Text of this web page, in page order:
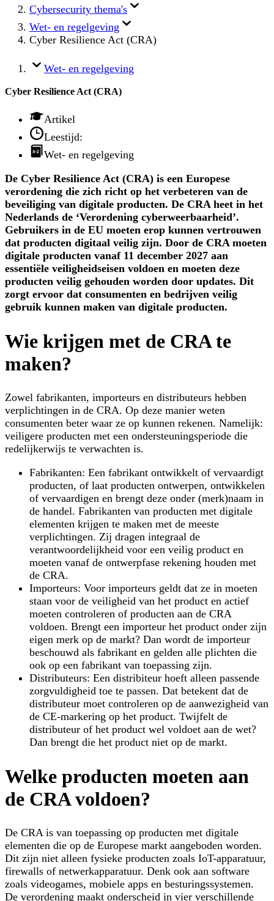
Cybersecurity thema's
Wet- en regelgeving
Cyber Resilience Act (CRA)
Wet- en regelgeving
Cyber Resilience Act (CRA)
Artikel
Leestijd:
Wet- en regelgeving
De Cyber Resilience Act (CRA) is een Europese
verordening die zich richt op het verbeteren van de
beveiliging van digitale producten. De CRA heet in het
Nederlands de ‘Verordening cyberweerbaarheid’.
Gebruikers in de EU moeten erop kunnen vertrouwen
dat producten digitaal veilig zijn. Door de CRA moeten
digitale producten vanaf 11 december 2027 aan
essentiële veiligheidseisen voldoen en moeten deze
producten veilig gehouden worden door updates. Dit
zorgt ervoor dat consumenten en bedrijven veilig
gebruik kunnen maken van digitale producten.
Wie krijgen met de CRA te
maken?
Zowel fabrikanten, importeurs en distributeurs hebben
verplichtingen in de CRA. Op deze manier weten
consumenten beter waar ze op kunnen rekenen. Namelijk:
veiligere producten met een ondersteuningsperiode die
redelijkerwijs te verwachten is.
Fabrikanten: Een fabrikant ontwikkelt of vervaardigt
producten, of laat producten ontwerpen, ontwikkelen
of vervaardigen en brengt deze onder (merk)naam in
de handel. Fabrikanten van producten met digitale
elementen krijgen te maken met de meeste
verplichtingen. Zij dragen integraal de
verantwoordelijkheid voor een veilig product en
moeten vanaf de ontwerpfase rekening houden met
de CRA.
Importeurs: Voor importeurs geldt dat ze in moeten
staan voor de veiligheid van het product en actief
moeten controleren of producten aan de CRA
voldoen. Brengt een importeur het product onder zijn
eigen merk op de markt? Dan wordt de importeur
beschouwd als fabrikant en gelden alle plichten die
ook op een fabrikant van toepassing zijn.
Distributeurs: Een distribiteur hoeft alleen passende
zorgvuldigheid toe te passen. Dat betekent dat de
distributeur moet controleren op de aanwezigheid van
de CE-markering op het product. Twijfelt de
distributeur of het product wel voldoet aan de wet?
Dan brengt die het product niet op de markt.
Welke producten moeten aan
de CRA voldoen?
De CRA is van toepassing op producten met digitale
elementen die op de Europese markt aangeboden worden.
Dit zijn niet alleen fysieke producten zoals IoT-apparatuur,
firewalls of netwerkapparatuur. Denk ook aan software
zoals videogames, mobiele apps en besturingssystemen.
De verordening maakt onderscheid in vier verschillende